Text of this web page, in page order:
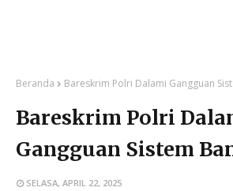
Beranda Bareskrim Polri Dalami Gangguan
Bareskrim Polri
Gangguan Sistem
SELASA, APRIL 22, 2025